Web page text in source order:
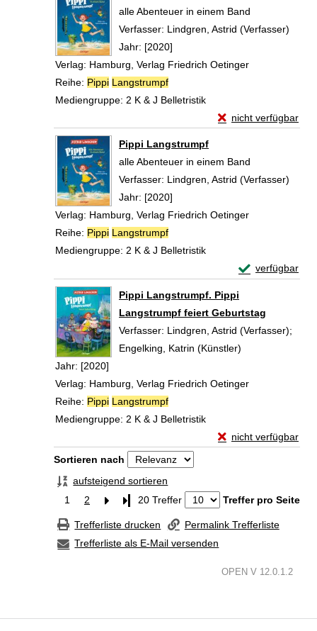
alle Abenteuer in einem Band
Verfasser: Lindgren, Astrid (Verfasser)
Jahr: [2020]
Verlag: Hamburg, Verlag Friedrich Oetinger
Reihe: Pippi Langstrumpf
Mediengruppe: 2 K & J Belletristik
nicht verfügbar
Exemplar-Details
Pippi Langstrumpf
alle Abenteuer in einem Band
Verfasser: Lindgren, Astrid (Verfasser)
Jahr: [2020]
Verlag: Hamburg, Verlag Friedrich Oetinger
Reihe: Pippi Langstrumpf
Mediengruppe: 2 K & J Belletristik
verfügbar
Exemplar-
Pippi Langstrumpf. Pippi
Langstrumpf feiert Geburtstag
Verfasser: Lindgren, Astrid (Verfasser);
Engelking, Katrin (Künstler)
Jahr: [2020]
Verlag: Hamburg, Verlag Friedrich Oetinger
Reihe: Pippi Langstrumpf
Mediengruppe: 2 K & J Belletristik
nicht verfügbar
Exemplar-Details
Zu den Suchfiltern springen
Sortieren nach
aufsteigend sortieren
1
2 Letzte Seite
20 Treffer Treffer pro Seite
Trefferliste drucken
Permalink Trefferliste
Trefferliste als E-Mail versenden
OPEN V 12.0.1.2